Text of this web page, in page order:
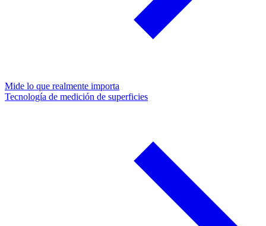
Mide lo que realmente importa
Tecnología de medición de superficies